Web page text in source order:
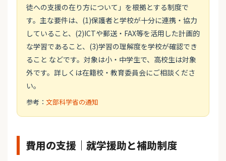
徒への支援の在り方について」を根拠とする制度で
す。主な要件は、(1)保護者と学校が十分に連携・協力
していること、(2)ICTや郵送・FAX等を活用した計画的
な学習であること、(3)学習の理解度を学校が確認でき
ること などです。対象は小・中学生で、高校生は対象
外です。詳しくは在籍校・教育委員会にご相談くださ
い。
参考： 文部科学省の通知
費用の支援｜就学援助と補助制度